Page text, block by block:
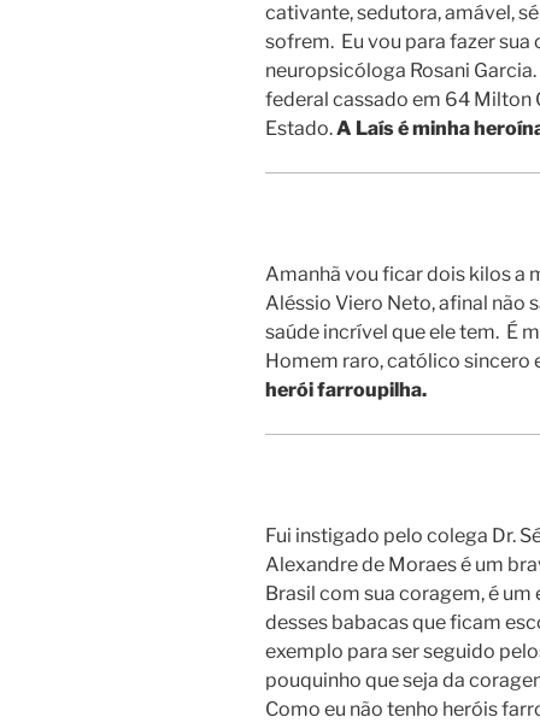
cativante, sedutora, amável,
sofrem. Eu vou para fazer sua
neuropsicóloga Rosani
federal cassado em 64 Milton
Estado.A Laís é minha
Amanhã vou ficar dois kilos a
Aléssio Viero Neto, afinal não
saúde incrível que ele tem. É
Homem raro, católico sincero
herói farroupilha.
Fui instigado pelo colega Dr.
Alexandre de Moraes é um
Brasil com sua coragem, é
desses babacas que ficam
exemplo para ser seguido
pouquinho que seja da
Como eu não tenho heróis